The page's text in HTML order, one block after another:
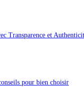
Transparence et
pour bien choisir